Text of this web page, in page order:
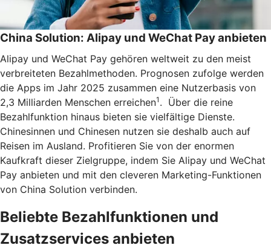
China Solution: Alipay und WeChat Pay anbieten
Alipay und WeChat Pay gehören weltweit zu den meist
verbreiteten Bezahlmethoden. Prognosen zufolge werden
die Apps im Jahr 2025 zusammen eine Nutzerbasis von
2,3 Milliarden Menschen erreichen1 . Über die reine
Bezahlfunktion hinaus bieten sie vielfältige Dienste.
Chinesinnen und Chinesen nutzen sie deshalb auch auf
Reisen im Ausland. Profitieren Sie von der enormen
Kaufkraft dieser Zielgruppe, indem Sie Alipay und WeChat
Pay anbieten und mit den cleveren Marketing-Funktionen
von China Solution verbinden.
Beliebte Bezahlfunktionen und
Zusatzservices anbieten